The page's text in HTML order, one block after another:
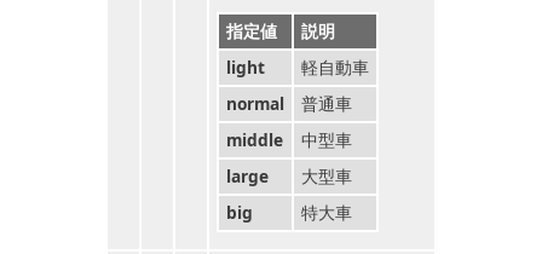
指定値
説明
light
軽自動車
normal
普通車
middle
中型車
large
大型車
big
特大車